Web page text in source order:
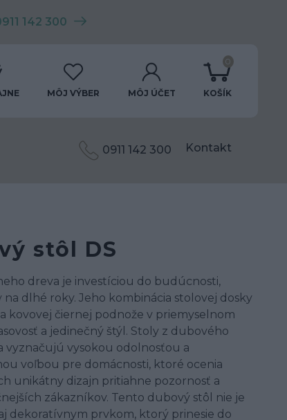
142 300
MÔJ VÝBER MÔJ ÚČET KOŠÍK
0
0911 142 300 Kontakt
stôl DS
dreva je investíciou do budúcnosti,
dlhé roky. Jeho kombinácia stolovej dosky
čiernej podnože v priemyselnom
a jedinečný štýl. Stoly z dubového
vyznačujú vysokou odolnosťou a
voľbou pre domácnosti, ktoré ocenia
unikátny dizajn pritiahne pozornosť a
zákazníkov. Tento dubový stôl nie je
dekoratívnym prvkom, ktorý prinesie do